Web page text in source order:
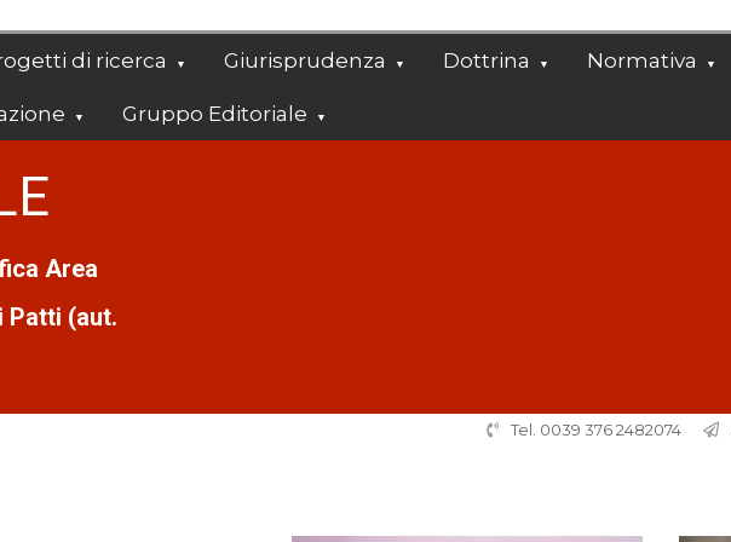
di ricerca Giurisprudenza Dottrina Normativa
Gruppo Editoriale
Area
Patti (aut.
Tel. 0039 376 2482074